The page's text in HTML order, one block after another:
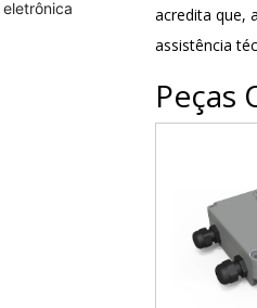
acredita que,
assistência
Peças